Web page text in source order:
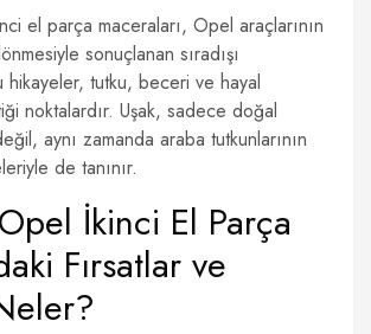
el parça maceraları, Opel araçlarının
sonuçlanan sıradışı
hikayeler, tutku, beceri ve hayal
noktalardır. Uşak, sadece doğal
aynı zamanda araba tutkunlarının
de tanınır.
İkinci El Parça
Fırsatlar ve